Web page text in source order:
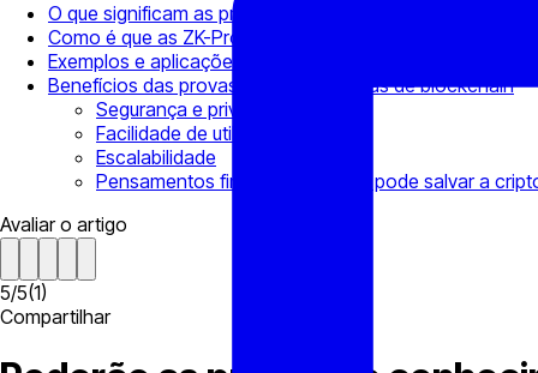
O que significam as provas de conhecimento zero (Zk-
Como é que as ZK-Proofs funcionam?
Exemplos e aplicações da prova de conhecimento zero
Benefícios das provas ZK para sistemas de blockchain
Segurança e privacidade
Facilidade de utilização
Escalabilidade
Pensamentos finais: O ZK-Proof pode salvar a
Avaliar o artigo
5/5(1)
Compartilhar